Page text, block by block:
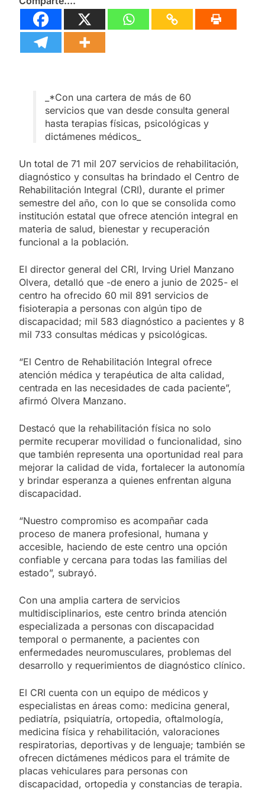
_*Con una cartera de más de 60
servicios que van desde consulta general
hasta terapias físicas, psicológicas y
dictámenes médicos_
Un total de 71 mil 207 servicios de rehabilitación,
diagnóstico y consultas ha brindado el Centro de
Rehabilitación Integral (CRI), durante el primer
semestre del año, con lo que se consolida como
institución estatal que ofrece atención integral en
materia de salud, bienestar y recuperación
funcional a la población.
El director general del CRI, Irving Uriel Manzano
Olvera, detalló que -de enero a junio de 2025- el
centro ha ofrecido 60 mil 891 servicios de
fisioterapia a personas con algún tipo de
discapacidad; mil 583 diagnóstico a pacientes y 8
mil 733 consultas médicas y psicológicas.
“El Centro de Rehabilitación Integral ofrece
atención médica y terapéutica de alta calidad,
centrada en las necesidades de cada paciente”,
afirmó Olvera Manzano.
Destacó que la rehabilitación física no solo
permite recuperar movilidad o funcionalidad, sino
que también representa una oportunidad real para
mejorar la calidad de vida, fortalecer la autonomía
y brindar esperanza a quienes enfrentan alguna
discapacidad.
“Nuestro compromiso es acompañar cada
proceso de manera profesional, humana y
accesible, haciendo de este centro una opción
confiable y cercana para todas las familias del
estado”, subrayó.
Con una amplia cartera de servicios
multidisciplinarios, este centro brinda atención
especializada a personas con discapacidad
temporal o permanente, a pacientes con
enfermedades neuromusculares, problemas del
desarrollo y requerimientos de diagnóstico clínico.
El CRI cuenta con un equipo de médicos y
especialistas en áreas como: medicina general,
pediatría, psiquiatría, ortopedia, oftalmología,
medicina física y rehabilitación, valoraciones
respiratorias, deportivas y de lenguaje; también se
ofrecen dictámenes médicos para el trámite de
placas vehiculares para personas con
discapacidad, ortopedia y constancias de terapia.